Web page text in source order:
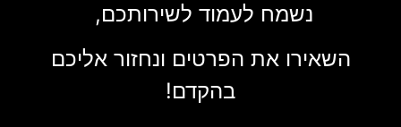
ענן זה לא בשמייםנשמח לעמוד לשירותכם,
השאירו את הפרטים ונחזור אליכם
בהקדם!